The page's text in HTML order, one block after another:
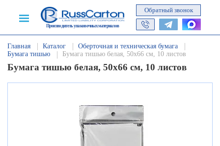
Производитель упаковочных материалов
Обратный звонок
Главная Каталог
Оберточная и техническая бумага
Бумага тишью
Бумага тишью белая, 50х66 см, 10 листов
Бумага тишью белая, 50х66 см, 10 листов